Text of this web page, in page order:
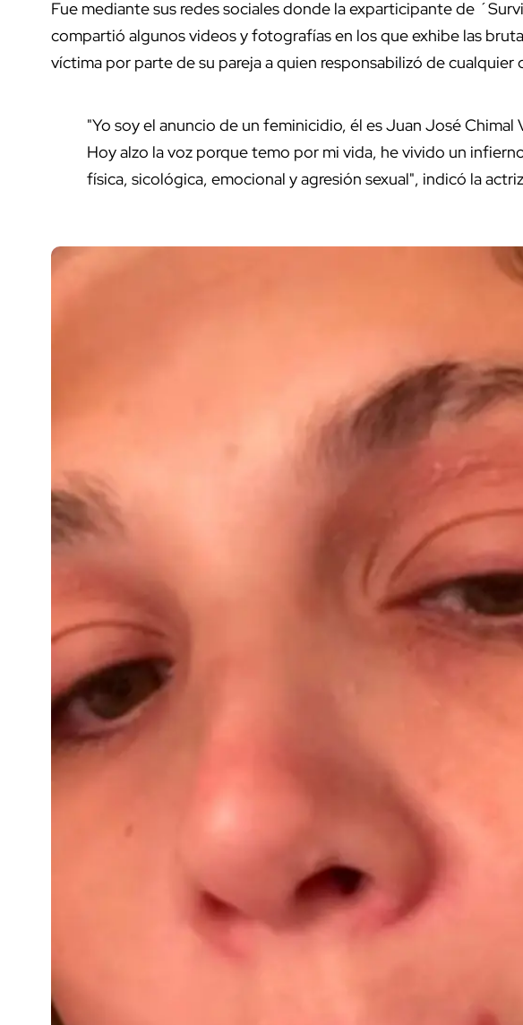
Fue mediante sus redes sociales donde la exparticipante de
compartió algunos videos y fotografías en los que exhibe las
víctima por parte de su pareja a quien responsabilizó de cualquier
"Yo soy el anuncio de un feminicidio, él es Juan José Chimal
Hoy alzo la voz porque temo por mi vida, he vivido un
física, sicológica, emocional y agresión sexual", indicó la